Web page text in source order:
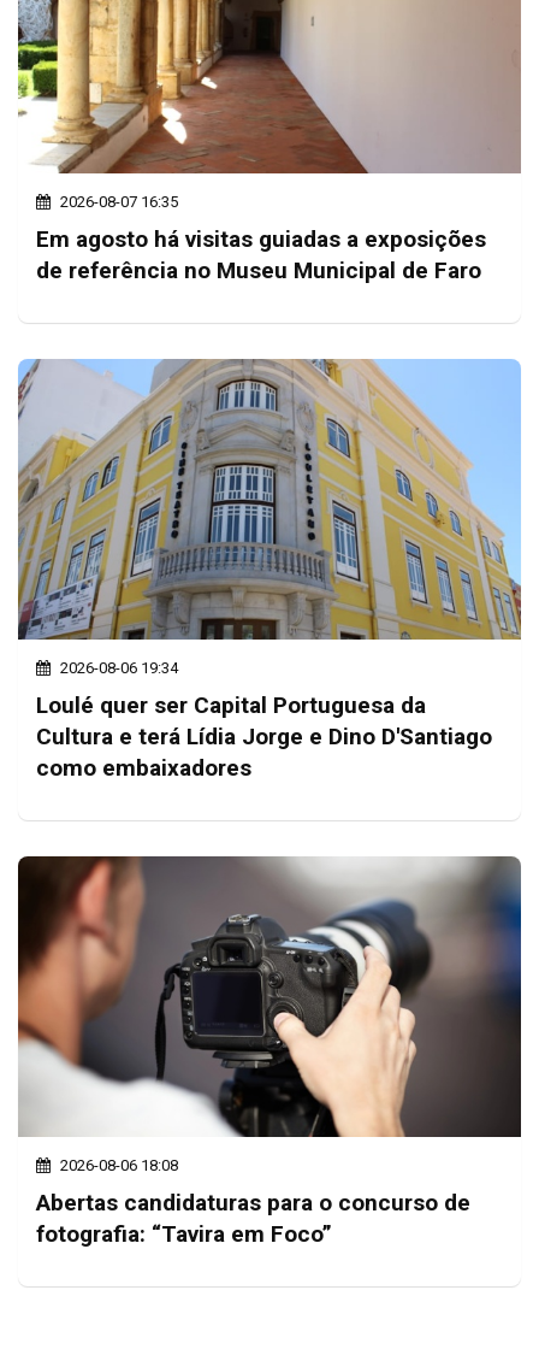
2026-08-07 16:35
Em agosto há visitas guiadas a exposições
de referência no Museu Municipal de Faro
2026-08-06 19:34
Loulé quer ser Capital Portuguesa da
Cultura e terá Lídia Jorge e Dino D'Santiago
como embaixadores
2026-08-06 18:08
Abertas candidaturas para o concurso de
fotografia: “Tavira em Foco”